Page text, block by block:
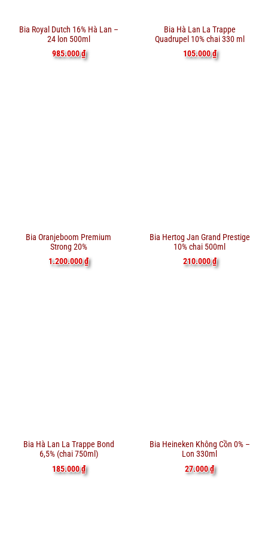
Bia Royal Dutch 16% Hà Lan –
24 lon 500ml
985.000₫
Bia Hà Lan La Trappe
Quadrupel 10% chai 330 ml
105.000₫
Bia Oranjeboom Premium
Strong 20%
1.200.000₫
Bia Hertog Jan Grand Prestige
10% chai 500ml
210.000₫
Bia Hà Lan La Trappe Bond
6,5% (chai 750ml)
185.000₫
Bia Heineken Không Cồn 0% –
Lon 330ml
27.000₫